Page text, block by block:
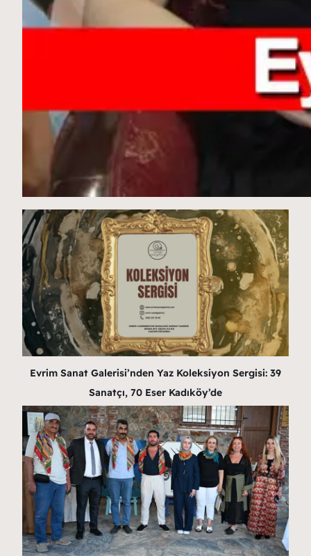
Evrim Sanat Galerisi’nden Yaz Koleksiyon Sergisi: 39
Sanatçı, 70 Eser Kadıköy’de